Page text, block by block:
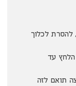
לכלוך
עד
תואם לזה